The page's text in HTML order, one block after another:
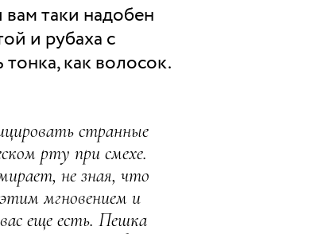
таки надобен
и рубаха с
как волосок.
странные
рту при смехе.
не зная, что
мгновением и
еще есть. Пешка